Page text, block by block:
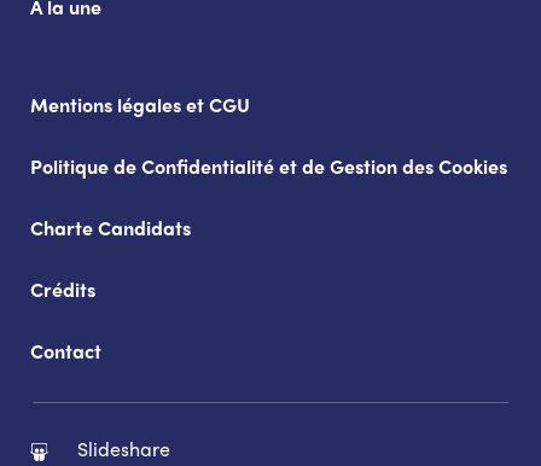
À la une
Mentions légales et CGU
Politique de Confidentialité et de Gestion des Cookies
Charte Candidats
Crédits
Contact
Slideshare